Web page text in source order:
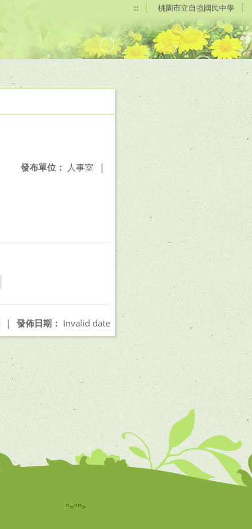
::: 桃園市立自強國民中學
發布單位： 人事室 |
發佈日期： Invalid date
|
"="">